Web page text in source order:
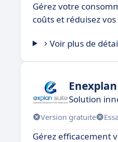
Gérez votre
coûts et réduisez
Voir plus de
Enexplan
Solution
Version gratuite
Gérez efficacement